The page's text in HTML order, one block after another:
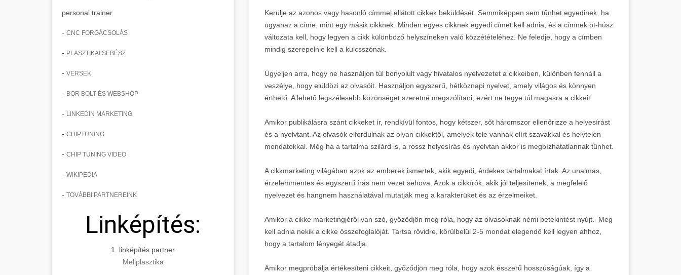
personal trainer
- CNC FORGÁCSOLÁS
- PLASZTIKAI SEBÉSZ
- VERSEK
- BOR BOLT ÉS WEBSHOP
- LINKEDIN MARKETING
- CHIPTUNING
- CHIP TUNING VIDEO
- WIKIPEDIA
- TOVÁBBI PARTNEREINK
Linképítés:
1. linképítés partner
Mellplasztika
Kerülje az azonos vagy hasonló címmel ellátott cikkek beküldését. Semmiképpen sem tűnhet egyedinek, ha
ugyanaz a címe, mint egy másik cikknek. Minden egyes cikknek egyedi címet kell adnia, és a címnek öt-húsz
változata kell, hogy legyen a cikk különböző helyszíneken való közzétételéhez. Ne feledje, hogy a címben
mindig szerepelnie kell a kulcsszónak.
Ügyeljen arra, hogy ne használjon túl bonyolult vagy hivatalos nyelvezetet a cikkeiben, különben fennáll a
veszélye, hogy elüldözi az olvasóit. Használjon egyszerű, hétköznapi nyelvet, amely világos és könnyen
érthető. A lehető legszélesebb közönséget szeretné megszólítani, ezért ne tegye túl magasra a cikkeit.
Amikor publikálásra szánt cikkeket ír, rendkívül fontos, hogy kétszer, sőt háromszor ellenőrizze a helyesírást
és a nyelvtant. Az olvasók elfordulnak az olyan cikkektől, amelyek tele vannak elírt szavakkal és helytelen
mondatokkal. Még ha a tartalma szilárd is, a rossz helyesírás és nyelvtan akkor is megbízhatatlannak tűnhet.
A cikkmarketing világában azok az emberek ismertek, akik egyedi, érdekes tartalmakat írtak. Az unalmas,
érzelemmentes és egyszerű írás nem vezet sehova. Azok a cikkírók, akik jól teljesítenek, a megfelelő
nyelvezet és hangnem használatával mutatják meg a karakterüket és az érzelmeiket.
Amikor a cikke marketingjéről van szó, győződjön meg róla, hogy az olvasóknak némi betekintést nyújt. Meg
kell adnia nekik a cikke összefoglalóját. Tartsa rövidre, körülbelül 2-5 mondat elegendő kell legyen ahhoz,
hogy a tartalom lényegét átadja.
Amikor megpróbálja értékesíteni cikkeit, győződjön meg róla, hogy azok ésszerű hosszúságúak, így a